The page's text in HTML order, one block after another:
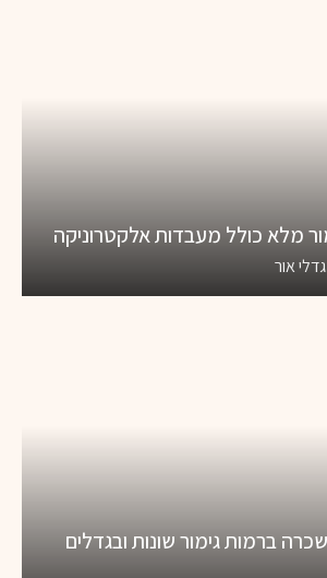
אור
ברמות גימור שונות ובגדלים